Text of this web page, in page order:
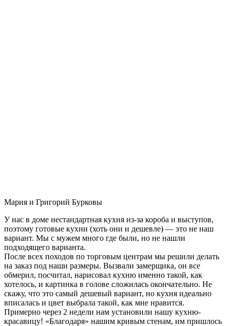
Мария и Григорий Бурковы
У нас в доме нестандартная кухня из-за короба и выступов,
поэтому готовые кухни (хоть они и дешевле) — это не наш
вариант. Мы с мужем много где были, но не нашли
подходящего варианта.
После всех походов по торговым центрам мы решили делать
на заказ под наши размеры. Вызвали замерщика, он все
обмерил, посчитал, нарисовал кухню именно такой, как
хотелось, и картинка в голове сложилась окончательно. Не
скажу, что это самый дешевый вариант, но кухня идеально
вписалась и цвет выбрала такой, как мне нравится.
Примерно через 2 недели нам установили нашу кухню-
красавицу! «Благодаря» нашим кривым стенам, им пришлось